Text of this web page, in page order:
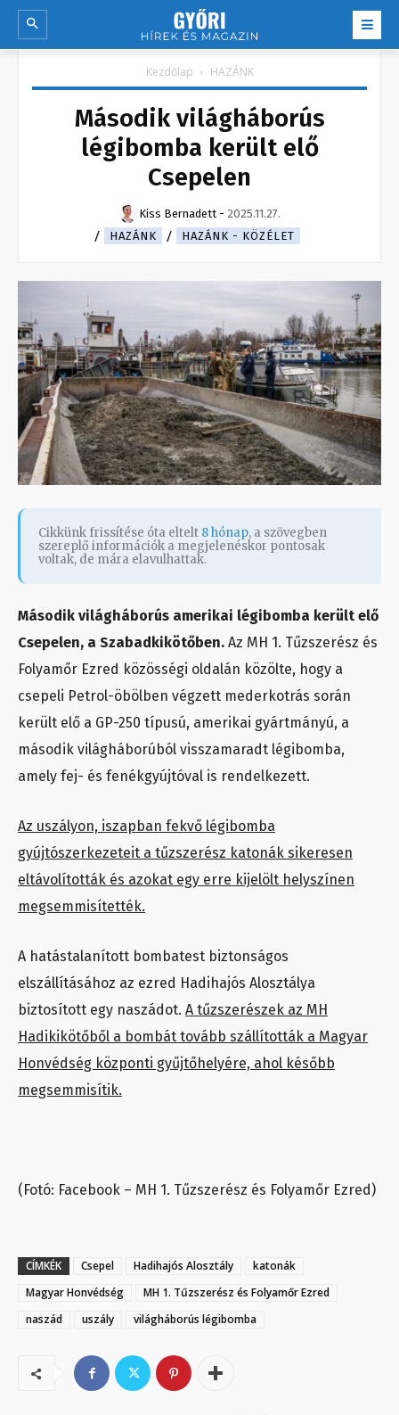
Kezdőlap HAZÁNK
Második világháborús
légibomba került elő
Csepelen
Kiss Bernadett - 2025.11.27.
HAZÁNK
HAZÁNK - KÖZÉLET
Cikkünk frissítése óta eltelt 8 hónap, a szövegben
szereplő információk a megjelenéskor pontosak
voltak, de mára elavulhattak.
Második világháborús amerikai légibomba került elő
Csepelen, a Szabadkikötőben. Az MH 1. Tűzszerész és
Folyamőr Ezred közösségi oldalán közölte, hogy a
csepeli Petrol-öbölben végzett mederkotrás során
került elő a GP-250 típusú, amerikai gyártmányú, a
második világháborúból visszamaradt légibomba,
amely fej- és fenékgyújtóval is rendelkezett.
Az uszályon, iszapban fekvő légibomba
gyújtószerkezeteit a tűzszerész katonák sikeresen
eltávolították és azokat egy erre kijelölt helyszínen
megsemmisítették.
A hatástalanított bombatest biztonságos
elszállításához az ezred Hadihajós Alosztálya
biztosított egy naszádot. A tűzszerészek az MH
Hadikikötőből a bombát tovább szállították a Magyar
Honvédség központi gyűjtőhelyére, ahol később
megsemmisítik.
(Fotó: Facebook – MH 1. Tűzszerész és Folyamőr Ezred)
CÍMKÉK Csepel Hadihajós Alosztály
katonák
Magyar Honvédség
MH 1. Tűzszerész és Folyamőr Ezred
naszád
uszály világháborús légibomba